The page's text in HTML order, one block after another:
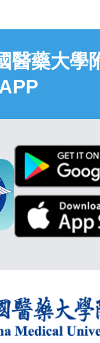
醫藥大學